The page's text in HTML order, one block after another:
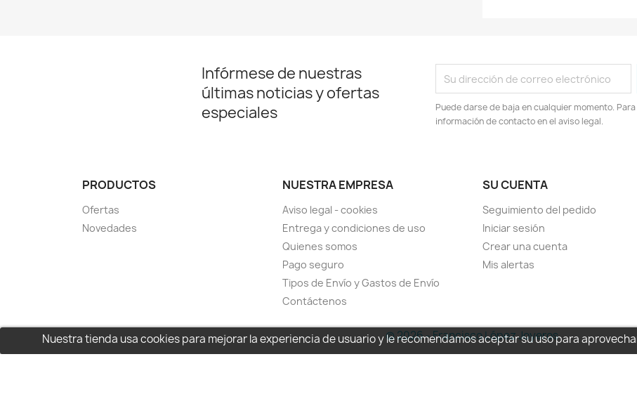
Nuestra tienda usa cookies para mejorar la experiencia de usuario y le recomendamos aceptar su uso para
Infórmese de nuestras
últimas noticias y ofertas
especiales
Puede darse de baja en cualquier momento.
información de contacto en el aviso legal.
PRODUCTOS
Ofertas
Novedades
NUESTRA EMPRESA
Aviso legal - cookies
Entrega y condiciones de uso
Quienes somos
Pago seguro
Tipos de Envío y Gastos de Envío
Contáctenos
SU CUENTA
Seguimiento del pedido
Iniciar sesión
Crear una cuenta
Mis alertas
© 2026 - Francisco López Joyeros